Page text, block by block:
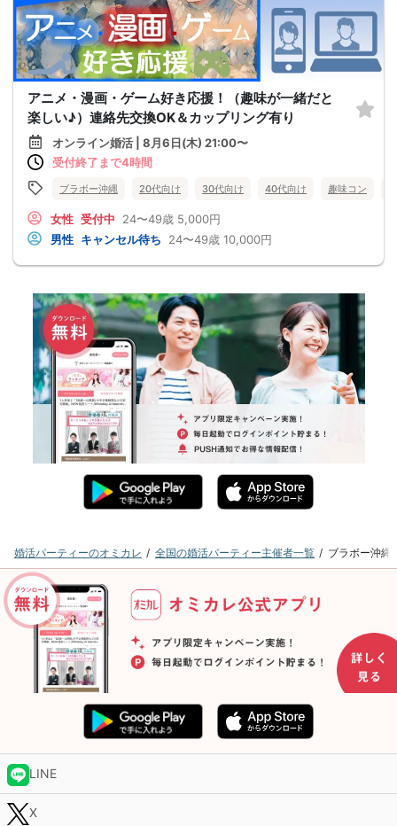
アニメ・漫画・ゲーム好き応援！（趣味が一緒だと
楽しい♪）連絡先交換OK＆カップリング有り
オンライン婚活 | 8月6日(木) 21:00〜
受付終了まで4時間
ブラボー沖縄 20代向け 30代向け 40代向け 趣味コン
女性 受付中 24〜49歳 5,000円
男性 キャンセル待ち 24〜49歳 10,000円
婚活パーティーのオミカレ 全国の婚活パーティー主催者一覧 ブラボー沖縄
LINE
X